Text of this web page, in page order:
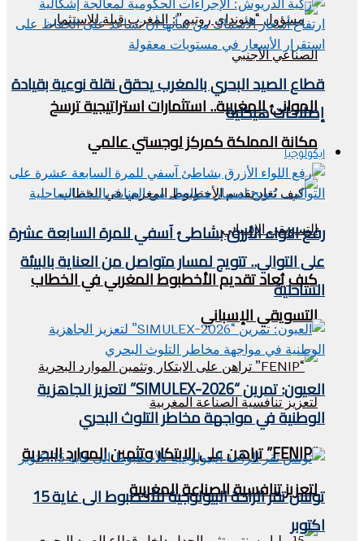
الموانئ المغربية.. استثمارات استراتيجية ترسخ
مكانة المملكة كمركز لوجستي عالمي
كيف يُعاد تقديم الأخطبوط المغربي في الخطاب
التسويقي الإسباني
“FENIP” تراهن على الابتكار وتثمين الموارد البحرية
لتعزيز تنافسية الصناعة المغربية
قطاع الصيد البحري بالمغرب يحقق نقلة نوعية بقيادة
إصلاحات هيكلية
ايكولوجيا
رفع اللواء الأزرق بشاطئ آسفي للمرة السابعة عشرة
على التوالي.. تتويج لمسار متواصل من العناية بالبيئة
الساحلية
العيون: تمرين “SIMULEX-2026” لتعزيز الجاهزية
الوطنية في مواجهة مخاطر التلوث البحري
تونس تقر الراحة البيولوجية للأخطبوط الى غاية 15
اكتوبر